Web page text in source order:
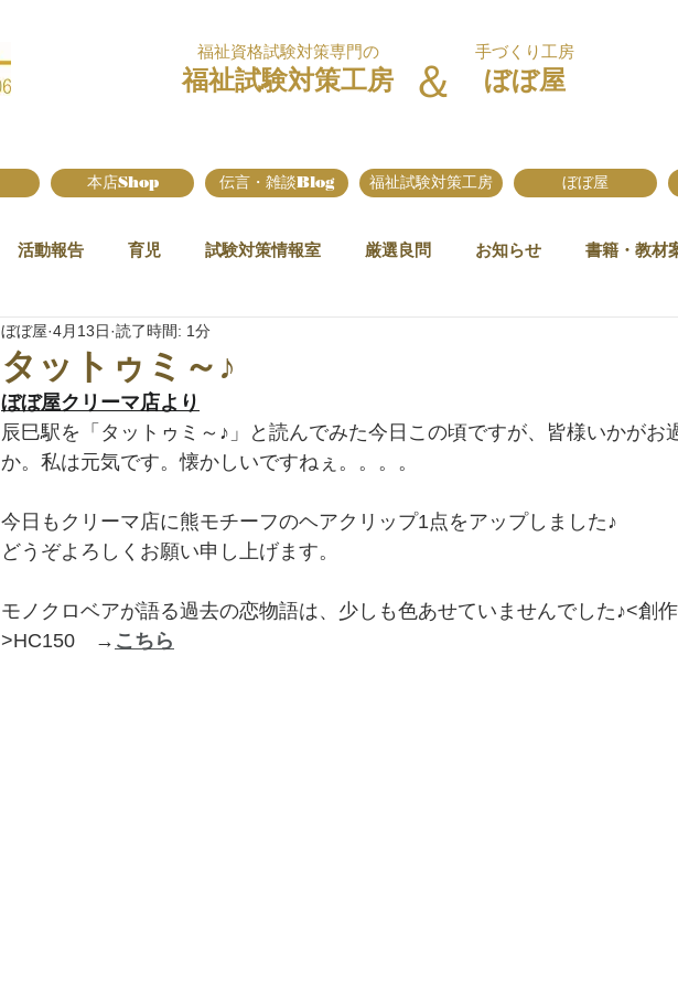
福祉資格試験対策専門の
福祉試験対策工房 ＆
手づくり工房
ぼぼ屋
本店Shop 伝言・雑談Blog 福祉試験対策工房 ぼぼ屋
活動報告 育児 試験対策情報室 厳選良問 お知らせ 書籍・教材
タットゥミ～♪
ぼぼ屋 4月13日 読了時間: 1分
ぼぼ屋クリーマ店より
辰巳駅を「タットゥミ～♪」と読んでみた今日この頃ですが、皆様いかがお
か。私は元気です。懐かしいですねぇ。。。。
今日もクリーマ店に熊モチーフのヘアクリップ1点をアップしました♪
どうぞよろしくお願い申し上げます。
モノクロベアが語る過去の恋物語は、少しも色あせていませんでした♪<創
>HC150　→ こちら